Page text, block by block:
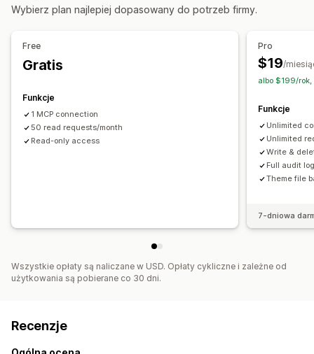
Tagi produktu Progi sprzedażowe Uzupełnianie zapasów
Niestandardowe przepływy pracy
Wybierz plan najlepiej dopasowany do potrzeb firmy.
Free
Gratis
Funkcje
1 MCP connection
50 read requests/month
Read-only access
Pro
$19/
albo $199/rok,
Funkcje
Unlimited
Unlimited
Write &
Full audit
Theme file
7-dniowa
Wszystkie opłaty są naliczane w USD. Opłaty cykliczne i zależne od
użytkowania są pobierane co 30 dni.
Recenzje